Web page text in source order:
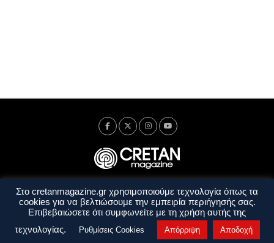
Ταυτότητα Πολιτική Απορρήτου
Όροι Χρήσης
Όροι και Προϋποθέσεις
Στο cretanmagazine.gr χρησιμοποιούμε τεχνολογία όπως τα
cookies για να βελτιώσουμε την εμπειρία περιήγησής σας.
Επιβεβαιώσετε ότι συμφωνείτε με τη χρήση αυτής της
τεχνολογίας.
Ρυθμίσεις Cookies Απόρριψη Αποδοχή